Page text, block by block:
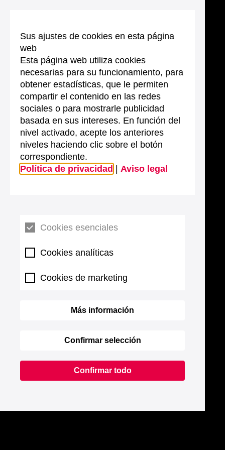
Sus ajustes de cookies en esta página
web
Esta página web utiliza cookies
necesarias para su funcionamiento, para
obtener estadísticas, que le permiten
compartir el contenido en las redes
sociales o para mostrarle publicidad
basada en sus intereses. En función del
nivel activado, acepte los anteriores
niveles haciendo clic sobre el botón
correspondiente.
Política de privacidad
Aviso legal
Cookies esenciales
Cookies analíticas
Cookies de marketing
Más información
Confirmar selección
Confirmar todo